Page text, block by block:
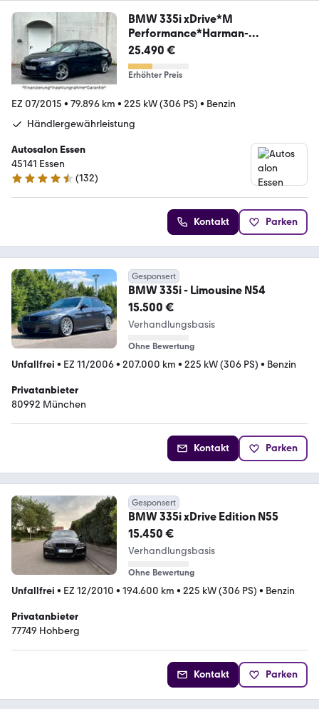
BMW 335i xDrive*M
Performance*Harman-
Kardon*19Z*
25.490 €
Erhöhter Preis
EZ 07/2015 • 79.896 km • 225 kW (306 PS) • Benzin
Händlergewährleistung
Autosalon Essen
45141 Essen
4.4 Sterne
(132)
Kontakt Parken
Gesponsert
BMW 335i - Limousine N54
15.500 €
Verhandlungsbasis
Ohne Bewertung
Unfallfrei • EZ 11/2006• 207.000 km • 225 kW (306 PS) • Benzin
Privatanbieter
80992 München
Kontakt Parken
Gesponsert
BMW 335i xDrive Edition N55
15.450 €
Verhandlungsbasis
Ohne Bewertung
Unfallfrei • EZ 12/2010 • 194.600 km • 225 kW (306 PS) • Benzin
Privatanbieter
77749 Hohberg
Kontakt Parken